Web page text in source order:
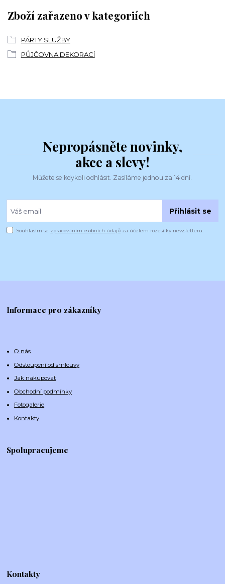
Zboží zařazeno v kategoriích
PÁRTY SLUŽBY
PŮJČOVNA DEKORACÍ
Nepropásněte novinky,
akce a slevy!
Můžete se kdykoli odhlásit. Zasíláme jednou za 14 dní.
Přihlásit se
Souhlasím se zpracováním osobních údajů za účelem rozesílky newsletteru.
Informace pro zákazníky
O nás
Odstoupení od smlouvy
Jak nakupovat
Obchodní podmínky
Fotogalerie
Kontakty
Spolupracujeme
Kontakty